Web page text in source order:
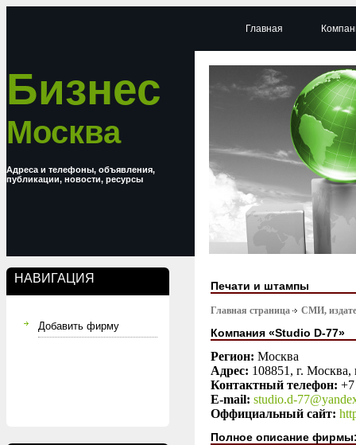
Бизнес
Москва
Адреса и телефоны, объявления,
публикации, новости, ресурсы
НАВИГАЦИЯ
Добавить фирму
Главная
Печати и штампы
Главная страница СМИ,
Компания «Studio D-77»
Регион: Москва
Адрес: 108851, г.
Контактный телефон:
E-mail: studio.d-
Оффициальный сайт:
Полное описание